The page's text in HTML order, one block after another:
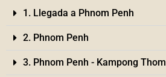
1. Llegada a Phnom Penh
2. Phnom Penh
3. Phnom Penh - Kampong Thom